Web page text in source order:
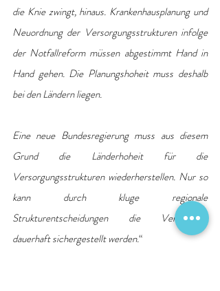
die Knie zwingt, hinaus. Krankenhausplanung und
Neuordnung der Versorgungsstrukturen infolge
der Notfallreform müssen abgestimmt Hand in
Hand gehen. Die Planungshoheit muss deshalb
bei den Ländern liegen.
Eine neue Bundesregierung muss aus diesem
Grund die Länderhoheit für die
Versorgungsstrukturen wiederherstellen. Nur so
kann durch kluge regionale
Strukturentscheidungen die Versorgung
dauerhaft sichergestellt werden.“